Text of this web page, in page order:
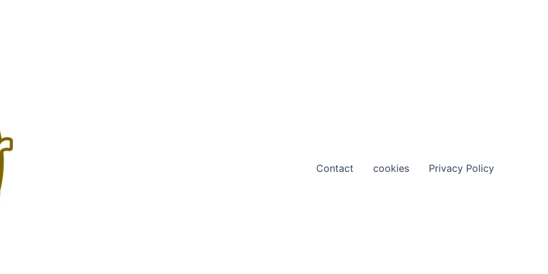
Contact cookies Privacy Policy